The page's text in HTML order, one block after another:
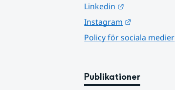
Linkedin
Instagram
Policy för sociala medier
Publikationer